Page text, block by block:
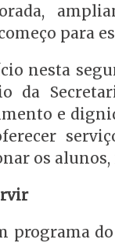
para
nesta
da
e
os
programa